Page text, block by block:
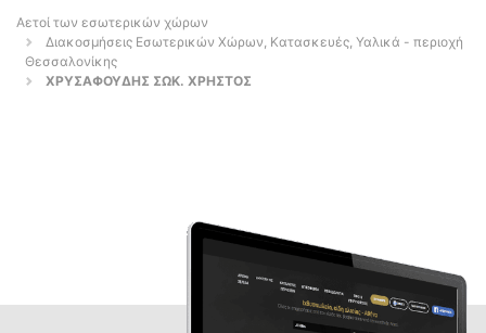
Αετοί των εσωτερικών χώρων
Διακοσμήσεις Εσωτερικών Χώρων, Κατασκευές, Υαλικά - περιοχή
Θεσσαλονίκης
ΧΡΥΣΑΦΟΥΔΗΣ ΣΩΚ. ΧΡΗΣΤΟΣ